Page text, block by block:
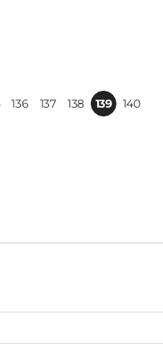
136 137 138 139 140